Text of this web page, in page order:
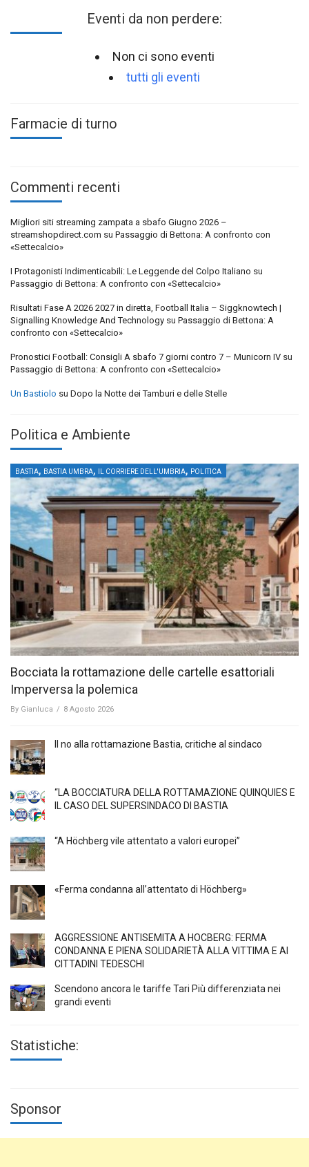
Eventi da non perdere:
Non ci sono eventi
tutti gli eventi
Farmacie di turno
Commenti recenti
Migliori siti streaming zampata a sbafo Giugno 2026 –
streamshopdirect.com su Passaggio di Bettona: A confronto con
«Settecalcio»
I Protagonisti Indimenticabili: Le Leggende del Colpo Italiano su
Passaggio di Bettona: A confronto con «Settecalcio»
Risultati Fase A 2026 2027 in diretta, Football Italia – Siggknowtech |
Signalling Knowledge And Technology su Passaggio di Bettona: A
confronto con «Settecalcio»
Pronostici Football: Consigli A sbafo 7 giorni contro 7 – Municorn IV su
Passaggio di Bettona: A confronto con «Settecalcio»
Un Bastiolo su Dopo la Notte dei Tamburi e delle Stelle
Politica e Ambiente
BASTIA, BASTIA UMBRA, IL CORRIERE DELL'UMBRIA, POLITICA
Bocciata la rottamazione delle cartelle esattoriali
Imperversa la polemica
By Gianluca / 8 Agosto 2026
Il no alla rottamazione Bastia, critiche al sindaco
“LA BOCCIATURA DELLA ROTTAMAZIONE QUINQUIES E
IL CASO DEL SUPERSINDACO DI BASTIA
“A Höchberg vile attentato a valori europei”
«Ferma condanna all’attentato di Höchberg»
AGGRESSIONE ANTISEMITA A HÖCBERG: FERMA
CONDANNA E PIENA SOLIDARIETÀ ALLA VITTIMA E AI
CITTADINI TEDESCHI
Scendono ancora le tariffe Tari Più differenziata nei
grandi eventi
Statistiche:
Sponsor